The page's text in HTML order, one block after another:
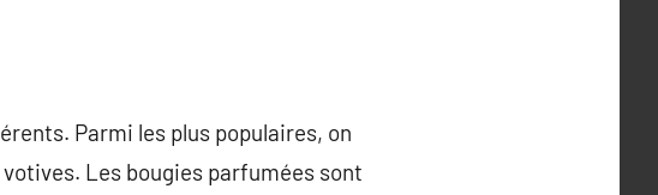
Parmi les plus populaires, on
Les bougies parfumées sont